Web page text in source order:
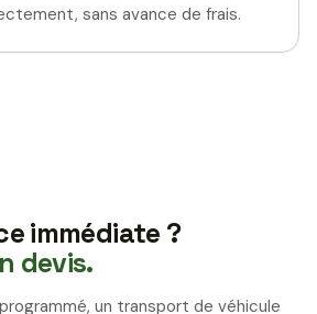
sans avance de frais.
immédiate ?
devis.
un transport de véhicule